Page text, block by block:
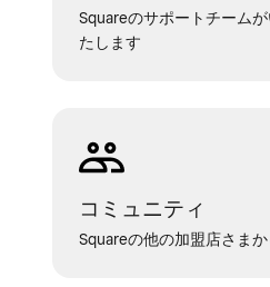
Squareのサポートチーム
たします
コミュニティ
Squareの他の加盟店さま